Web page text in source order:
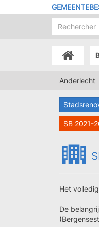
en
ACCUEIL
Anderlecht
SB 2021-
Het
De